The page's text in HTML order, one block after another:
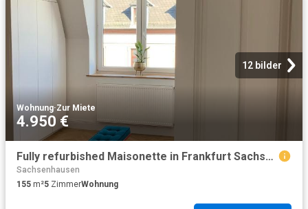
12 bilder
Wohnung·Zur Miete
4.950 €
Fully refurbished Maisonette in Frankfurt Sachsenhausen
Sachsenhausen
155 m²5 ZimmerWohnung